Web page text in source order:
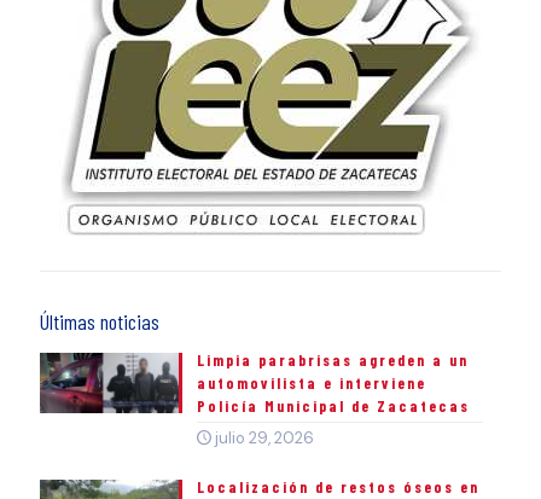
Últimas noticias
Limpia parabrisas agreden a un
automovilista e interviene
Policía Municipal de Zacatecas
julio 29, 2026
Localización de restos óseos en